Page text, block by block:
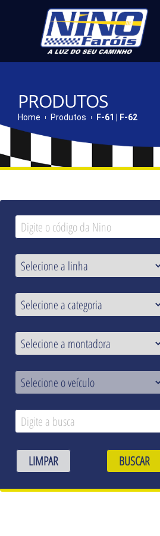
PRODUTOS
Home Produtos F-61 | F-62
LIMPAR BUSCAR